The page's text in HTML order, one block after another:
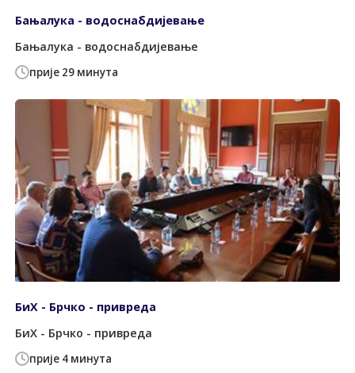
прије 29 минута
Бањалука - водоснабдијевање
Бањалука - водоснабдијевање
прије 4 минута
БиХ - Брчко - привреда
БиХ - Брчко - привреда